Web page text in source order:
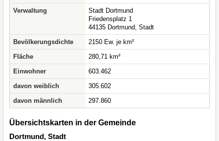
Verwaltung
Stadt Dortmund
Friedensplatz 1
44135 Dortmund, Stadt
Bevölkerungsdichte
2150 Ew. je km²
Fläche
280,71 km²
Einwohner
603.462
davon weiblich
305.602
davon männlich
297.860
Übersichtskarten in der Gemeinde
Dortmund, Stadt